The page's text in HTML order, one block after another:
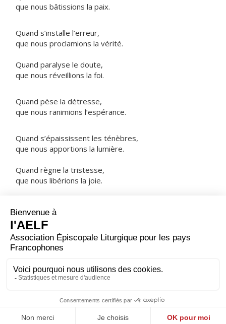
que nous bâtissions la paix.
Quand s’installe l’erreur,
que nous proclamions la vérité.
Quand paralyse le doute,
que nous réveillions la foi.
Quand pèse la détresse,
que nous ranimions l’espérance.
Quand s’épaississent les ténèbres,
que nous apportions la lumière.
Quand règne la tristesse,
que nous libérions la joie.
NOTRE PÈRE
ORAISON
Maintiens dans ton peuple, Seigneur, l’esprit qui animait
renouvelée et toujours plus fidèle à l’Évangile, pourra
montrer au monde le vrai visage du Christ. Lui qui règne.